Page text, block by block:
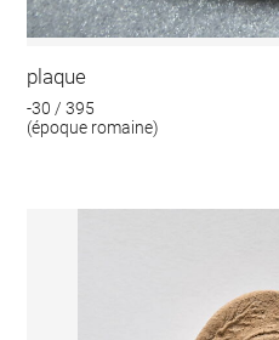
plaque
-30 / 395
(époque romaine)